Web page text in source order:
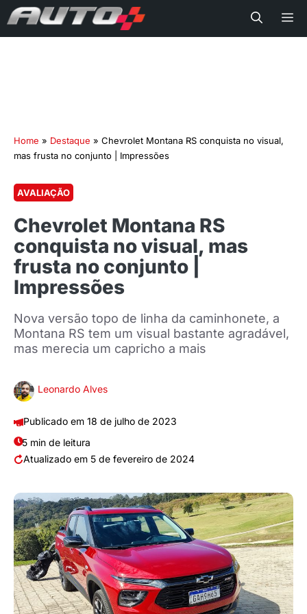
Home » Destaque » Chevrolet Montana RS conquista no visual,
mas frusta no conjunto | Impressões
AVALIAÇÃO
Chevrolet Montana RS
conquista no visual, mas
frusta no conjunto |
Impressões
Nova versão topo de linha da caminhonete, a
Montana RS tem um visual bastante agradável,
mas merecia um capricho a mais
Leonardo Alves
18 de julho de 2023
5 min de leitura
5 de fevereiro de 2024